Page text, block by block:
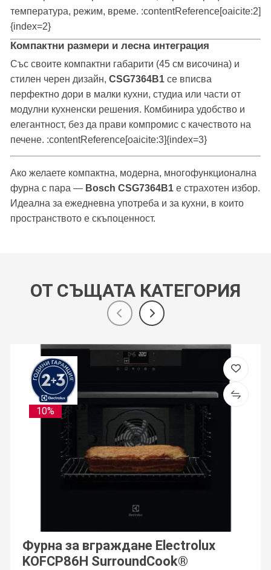
температура, режим, време. :contentReference[oaicite:2]
{index=2}
Компактни размери и лесна интеграция
Със своите компактни габарити (45 см височина) и
стилен черен дизайн, CSG7364B1 се вписва
перфектно дори в малки кухни, студиа или части от
модулни кухненски решения. Комбинира удобство и
елегантност, без да прави компромис с качеството на
печене. :contentReference[oaicite:3]{index=3}
Ако желаете компактна, модерна, многофункционална
фурна с пара — Bosch CSG7364B1 е страхотен избор.
Идеална за ежедневна употреба и за кухни, в които
пространството е скъпоценност.
ОТ СЪЩАТА КАТЕГОРИЯ
10%
Фурна за вграждане Electrolux
KOFCP86H SurroundCook®